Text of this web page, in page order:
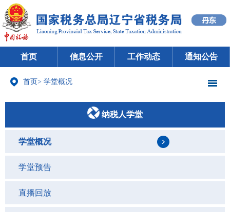
首页 信息公开 工作动态 通知公告
首页> 学堂概况
纳税人学堂
学堂概况
学堂预告
直播回放